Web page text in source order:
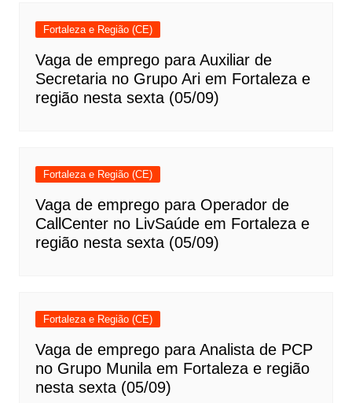
Fortaleza e Região (CE)
Vaga de emprego para Auxiliar de
Secretaria no Grupo Ari em Fortaleza e
região nesta sexta (05/09)
Fortaleza e Região (CE)
Vaga de emprego para Operador de
CallCenter no LivSaúde em Fortaleza e
região nesta sexta (05/09)
Fortaleza e Região (CE)
Vaga de emprego para Analista de PCP
no Grupo Munila em Fortaleza e região
nesta sexta (05/09)